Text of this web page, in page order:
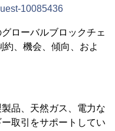
10085436
ローバルブロックチェ
、機会、傾向、およ
品、天然ガス、電力な
取引をサポートしてい